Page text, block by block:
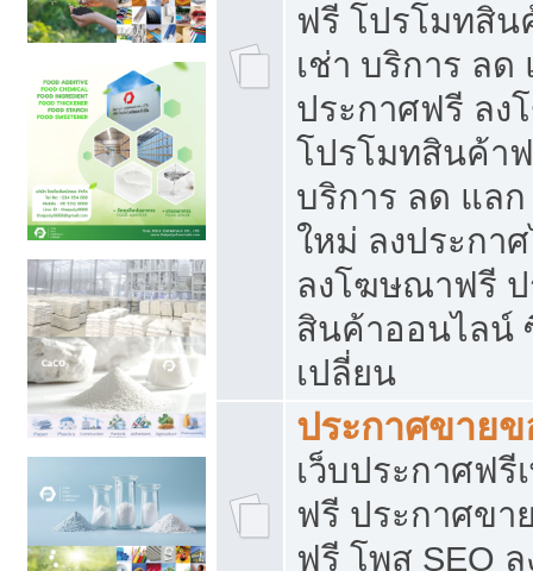
ฟรี โปรโมทสิ
เช่า บริการ ลด
ประกาศฟรี ล
โปรโมทสินค้า
บริการ ลด แล
ใหม่ ลงประกา
ลงโฆษณาฟรี
สินค้าออนไลน์
เปลี่ยน
ประกาศขายข
เว็บประกาศฟรี
ฟรี ประกาศขา
ฟรี โพส SEO